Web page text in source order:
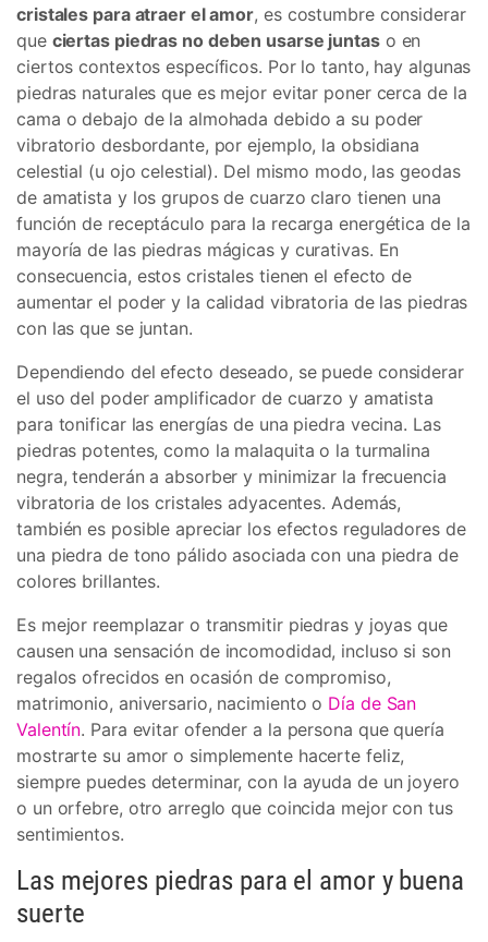
cristales para atraer el amor, es costumbre considerar
que ciertas piedras no deben usarse juntaso en
ciertos contextos específicos. Por lo tanto, hay algunas
piedras naturales que es mejor evitar poner cerca de la
cama o debajo de la almohada debido a su poder
vibratorio desbordante, por ejemplo, la obsidiana
celestial (u ojo celestial). Del mismo modo, las geodas
de amatista y los grupos de cuarzo claro tienen una
función de receptáculo para la recarga energética de la
mayoría de las piedras mágicas y curativas. En
consecuencia, estos cristales tienen el efecto de
aumentar el poder y la calidad vibratoria de las piedras
con las que se juntan.
Dependiendo del efecto deseado, se puede considerar
el uso del poder amplificador de cuarzo y amatista
para tonificar las energías de una piedra vecina. Las
piedras potentes, como la malaquita o la turmalina
negra, tenderán a absorber y minimizar la frecuencia
vibratoria de los cristales adyacentes. Además,
también es posible apreciar los efectos reguladores de
una piedra de tono pálido asociada con una piedra de
colores brillantes.
Es mejor reemplazar o transmitir piedras y joyas que
causen una sensación de incomodidad, incluso si son
regalos ofrecidos en ocasión de compromiso,
matrimonio, aniversario, nacimiento o Día de San
Valentín. Para evitar ofender a la persona que quería
mostrarte su amor o simplemente hacerte feliz,
siempre puedes determinar, con la ayuda de un joyero
o un orfebre, otro arreglo que coincida mejor con tus
sentimientos.
Las mejores piedras para el amor y buena
suerte